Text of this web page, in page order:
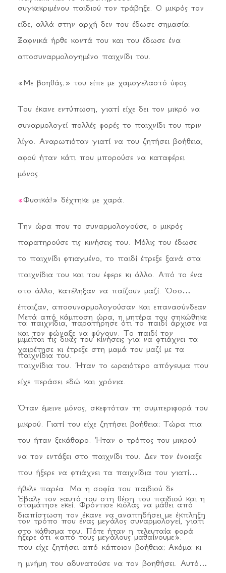
συγκεκριμένου παιδιού τον τράβηξε. Ο μικρός τον
είδε, αλλά στην αρχή δεν του έδωσε σημασία.
Ξαφνικά ήρθε κοντά του και του έδωσε ένα
αποσυναρμολογημένο παιχνίδι του.
«Με βοηθάς;» του είπε με χαμογελαστό ύφος.
Του έκανε εντύπωση, γιατί είχε δει τον μικρό να
συναρμολογεί πολλές φορές το παιχνίδι του πριν
λίγο. Αναρωτιόταν γιατί να του ζητήσει βοήθεια,
αφού ήταν κάτι που μπορούσε να καταφέρει
μόνος.
«Φυσικά!» δέχτηκε με χαρά.
Την ώρα που το συναρμολογούσε, ο μικρός
παρατηρούσε τις κινήσεις του. Μόλις του έδωσε
το παιχνίδι φτιαγμένο, το παιδί έτρεξε ξανά στα
παιχνίδια του και του έφερε κι άλλο. Από το ένα
στο άλλο, κατέληξαν να παίζουν μαζί. Όσο
έπαιζαν, αποσυναρμολογούσαν και επανασύνδεαν
τα παιχνίδια, παρατήρησε ότι το παιδί άρχισε να
μιμείται τις δικές του κινήσεις για να φτιάχνει τα
παιχνίδια του.
Μετά από κάμποση ώρα, η μητέρα του σηκώθηκε
και τον φώναξε να φύγουν. Το παιδί τον
χαιρέτησε κι έτρεξε στη μαμά του μαζί με τα
παιχνίδια του. Ήταν το ωραιότερο απόγευμα που
είχε περάσει εδώ και χρόνια.
Όταν έμεινε μόνος, σκεφτόταν τη συμπεριφορά του
μικρού. Γιατί του είχε ζητήσει βοήθεια; Τώρα πια
του ήταν ξεκάθαρο. Ήταν ο τρόπος του μικρού
να τον εντάξει στο παιχνίδι του. Δεν τον ένοιαξε
που ήξερε να φτιάχνει τα παιχνίδια του γιατί
ήθελε παρέα. Μα η σοφία του παιδιού δε
σταμάτησε εκεί. Φρόντισε κιόλας να μάθει από
τον τρόπο που ένας μεγάλος συναρμολογεί, γιατί
ήξερε ότι «από τους μεγάλους μαθαίνουμε».
Έβαλε τον εαυτό του στη θέση του παιδιού και η
διαπίστωση τον έκανε να αναπηδήσει με έκπληξη
στο κάθισμα του. Πότε ήταν η τελευταία φορά
που είχε ζητήσει από κάποιον βοήθεια; Ακόμα κι
η μνήμη του αδυνατούσε να τον βοηθήσει. Αυτό,